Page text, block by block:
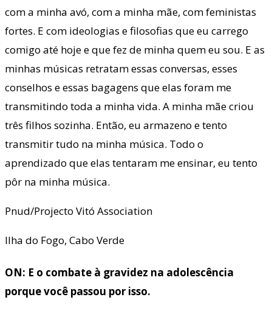
com a minha avó, com a minha mãe, com feministas
fortes. E com ideologias e filosofias que eu carrego
comigo até hoje e que fez de minha quem eu sou. E as
minhas músicas retratam essas conversas, esses
conselhos e essas bagagens que elas foram me
transmitindo toda a minha vida. A minha mãe criou
três filhos sozinha. Então, eu armazeno e tento
transmitir tudo na minha música. Todo o
aprendizado que elas tentaram me ensinar, eu tento
pôr na minha música.
Pnud/Projecto Vitó Association
Ilha do Fogo, Cabo Verde
ON: E o combate à gravidez na adolescência
porque você passou por isso.